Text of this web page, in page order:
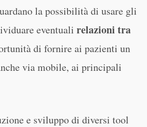
la possibilità di usare gli
eventuali relazioni tra
di fornire ai pazienti un
via mobile, ai principali
e sviluppo di diversi tool